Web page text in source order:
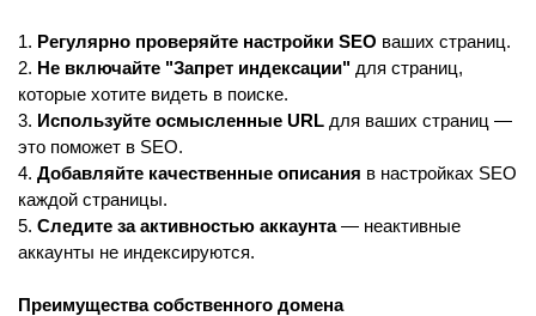
1. Регулярно проверяйте настройки SEO ваших страниц.
2. Не включайте "Запрет индексации" для страниц,
которые хотите видеть в поиске.
3. Используйте осмысленные URL для ваших страниц —
это поможет в SEO.
4. Добавляйте качественные описания в настройках SEO
каждой страницы.
5. Следите за активностью аккаунта — неактивные
аккаунты не индексируются.
Преимущества собственного домена